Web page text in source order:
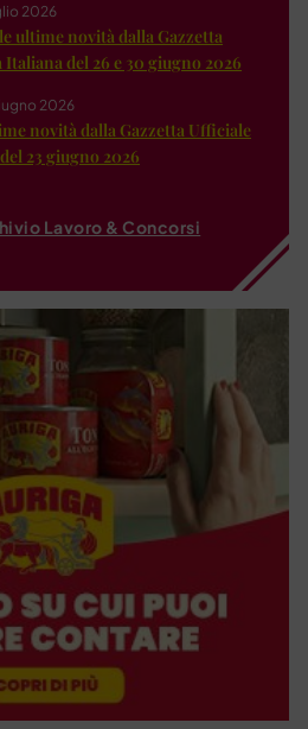
2026
ultime novità dalla Gazzetta
del 26 e 30 giugno 2026
2026
novità dalla Gazzetta Ufficiale
23 giugno 2026
Lavoro & Concorsi